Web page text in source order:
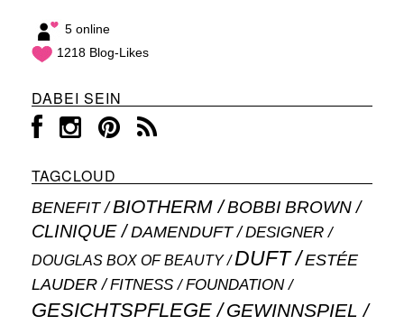
5 online
1218 Blog-Likes
DABEI SEIN
TAGCLOUD
BENEFIT BIOTHERM BOBBI BROWN
CLINIQUE DAMENDUFT DESIGNER
DOUGLAS BOX OF BEAUTY DUFT
ESTÉE
LAUDER
FITNESS FOUNDATION
GESICHTSPFLEGE GEWINNSPIEL